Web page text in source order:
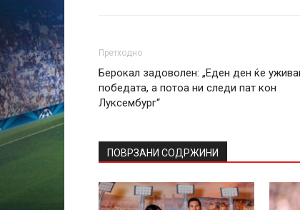
Претходно
Берокал задоволен: „Еден ден ќе
победата, а потоа ни следи пат кон
Луксембург“
ПОВРЗАНИ СОДРЖИНИ